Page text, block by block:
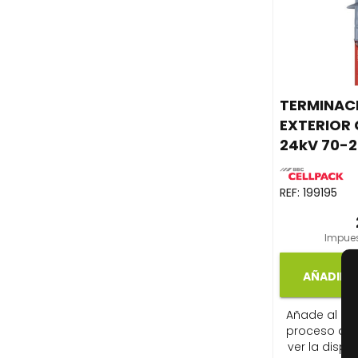
24kV 70-
REF: 199195
AÑADIR A
Añade al
proceso de
ver la